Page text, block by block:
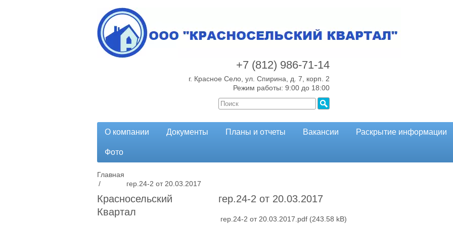
+7 (812) 986-71-14
г. Красное Село, ул. Спирина, д. 7, корп. 2
Режим работы: 9:00 до 18:00
О компании Документы Планы и отчеты Вакансии Раскрытие информации
Фото
Главная
/
гер.24-2 от 20.03.2017
Красносельский
Квартал
гер.24-2 от 20.03.2017
гер.24-2 от 20.03.2017.pdf (243.58 kB)